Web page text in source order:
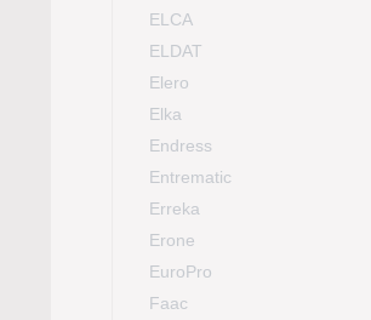
ELCA
ELDAT
Elero
Elka
Endress
Entrematic
Erreka
Erone
EuroPro
Faac